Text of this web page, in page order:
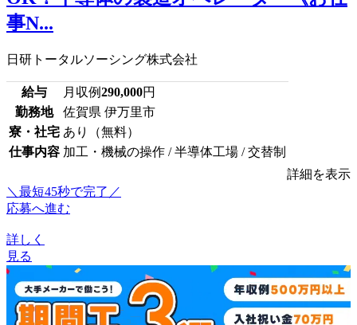
事N...
日研トータルソーシング株式会社
給与 月収例290,000円
勤務地
佐賀県 伊万里市
寮・社宅 あり（無料）
仕事内容 加工・機械の操作 / 半導体工場 / 交替制
詳細を表示
＼最短45秒で完了／
応募へ進む
詳しく
見る